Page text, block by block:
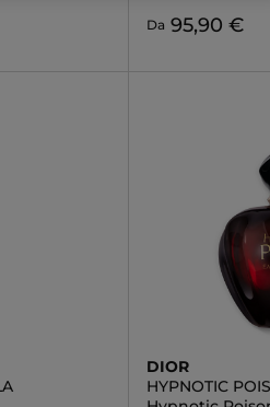
Da 95,90 €
DIOR
HYPNOTIC